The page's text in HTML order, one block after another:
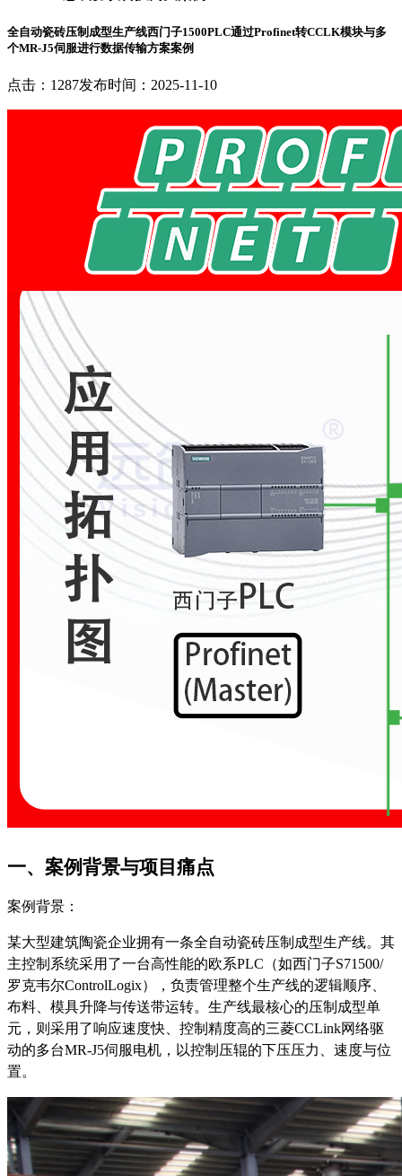
全自动瓷砖压制成型生产线西门子1500PLC通过Profinet转CCLK模块与多
个MR-J5伺服进行数据传输方案案例
点击：1287发布时间：2025-11-10
一、案例背景与项目痛点
案例背景：
某大型建筑陶瓷企业拥有一条全自动瓷砖压制成型生产线。其
主控制系统采用了一台高性能的欧系PLC（如西门子S71500/
罗克韦尔ControlLogix），负责管理整个生产线的逻辑顺序、
布料、模具升降与传送带运转。生产线最核心的压制成型单
元，则采用了响应速度快、控制精度高的三菱CCLink网络驱
动的多台MR-J5伺服电机，以控制压辊的下压压力、速度与位
置。